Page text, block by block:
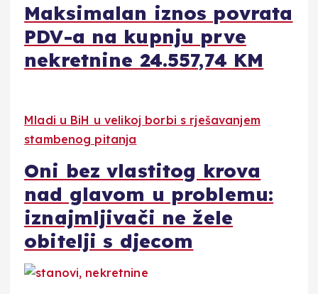
Maksimalan iznos povrata
PDV-a na kupnju prve
nekretnine 24.557,74 KM
Mladi u BiH u velikoj borbi s rješavanjem
stambenog pitanja
Oni bez vlastitog krova
nad glavom u problemu:
iznajmljivači ne žele
obitelji s djecom